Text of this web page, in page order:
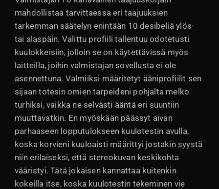
mahdollistaa tarvittaessa eri taajuuksien
tarkemman säätelyn enintään 10 desibeliä ylös-
tai alaspäin. Valittu profiili tallentuu odotetusti
kuulokkeisiin, jolloin se on käytettävissä myös
laitteilla, joihin valmistajan sovellusta ei ole
asennettuna. Valmiiksi määritetyt ääniprofiilit sen
sijaan totesin omien tarpeideni pohjalta melko
turhiksi, vaikka ne selvästi ääntä eri suuntiin
muuttavatkin. En myöskään päässyt aivan
parhaaseen lopputulokseen kuulotestin avulla,
koska korvieni kuuloaisti määrittyi jostakin syystä
niin erilaiseksi, että stereokuvan keskikohta
vääristyi. Tätä jokaisen kannattaa kuitenkin
kokeilla itse, koska kuulotestin tekeminen vie